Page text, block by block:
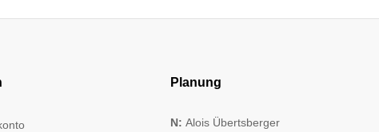
Planung
N: Alois Übertsberger